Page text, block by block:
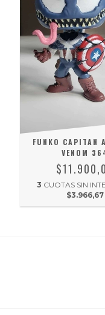
FUNKO CAPITAN
VENOM
3 CUOTAS SIN
$3.966,67